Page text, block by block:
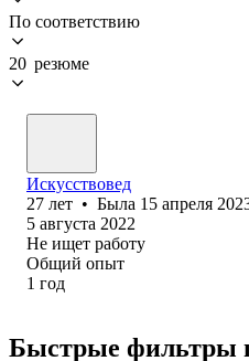
По соответствию
20 резюме
Искусствовед
27 лет • Была 15 апреля
5 августа 2022
Не ищет работу
Общий опыт
1 год
Быстрые фильтры